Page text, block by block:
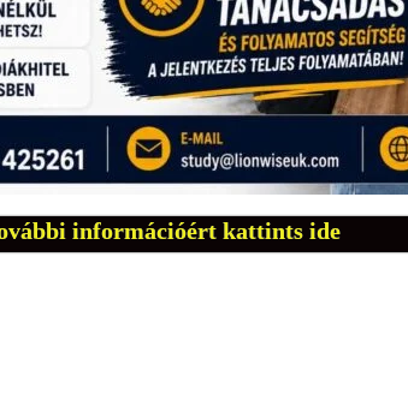
információért kattints ide